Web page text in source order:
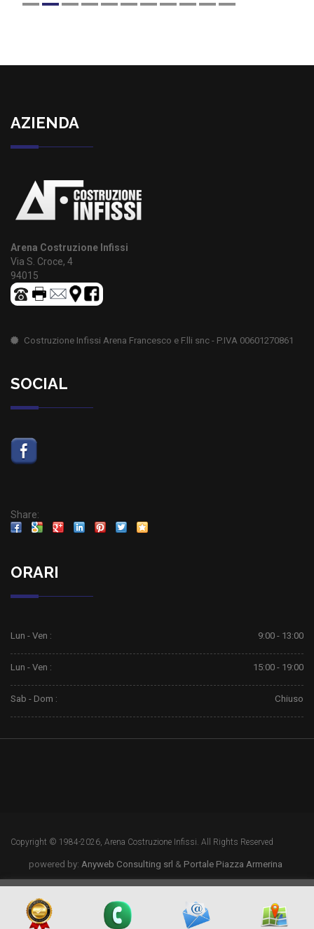
AZIENDA
Arena Costruzione Infissi
Via S. Croce, 4
94015
Costruzione Infissi Arena Francesco e F.lli snc - P.IVA 00601270861
SOCIAL
Share:
ORARI
Lun - Ven : 9:00 - 13:00
Lun - Ven : 15:00 - 19:00
Sab - Dom : Chiuso
Copyright © 1984-2026, Arena Costruzione Infissi. All Rights Reserved
powered by: Anyweb Consulting srl & Portale Piazza Armerina
© Copyright| Privacy & Cookie Policy
Marketing
powered by Piazza Armerina Italia Search Network Portali